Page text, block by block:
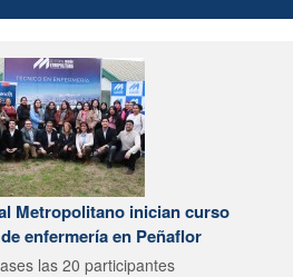
Metropolitano inician curso
enfermería en Peñaflor
las 20 participantes